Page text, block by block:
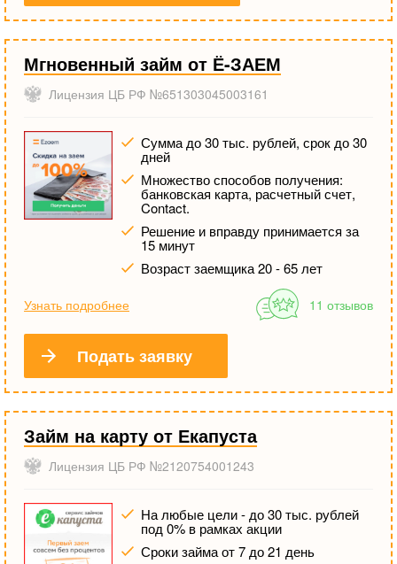
Мгновенный займ от Ё-ЗАЕМ
Лицензия ЦБ РФ №651303045003161
Сумма до 30 тыс. рублей, срок до 30
дней
Множество способов получения:
банковская карта, расчетный счет,
Contact.
Решение и вправду принимается за
15 минут
Возраст заемщика 20 - 65 лет
Узнать подробнее 11 отзывов
Подать заявку
Займ на карту от Екапуста
Лицензия ЦБ РФ №2120754001243
На любые цели - до 30 тыс. рублей
под 0% в рамках акции
Сроки займа от 7 до 21 день